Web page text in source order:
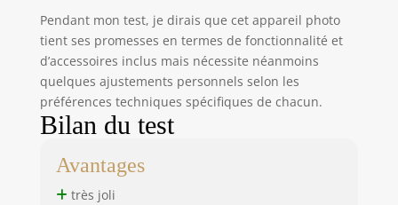
Pendant mon test, je dirais que cet appareil photo
tient ses promesses en termes de fonctionnalité et
d’accessoires inclus mais nécessite néanmoins
quelques ajustements personnels selon les
préférences techniques spécifiques de chacun.
Bilan du test
Avantages
très joli